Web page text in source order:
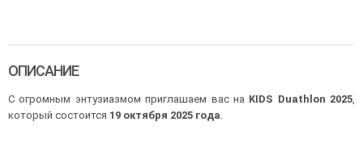
ОПИСАНИЕ
С огромным энтузиазмом приглашаем вас на KIDS Duathlon 2025,
который состоится 19 октября 2025 года.